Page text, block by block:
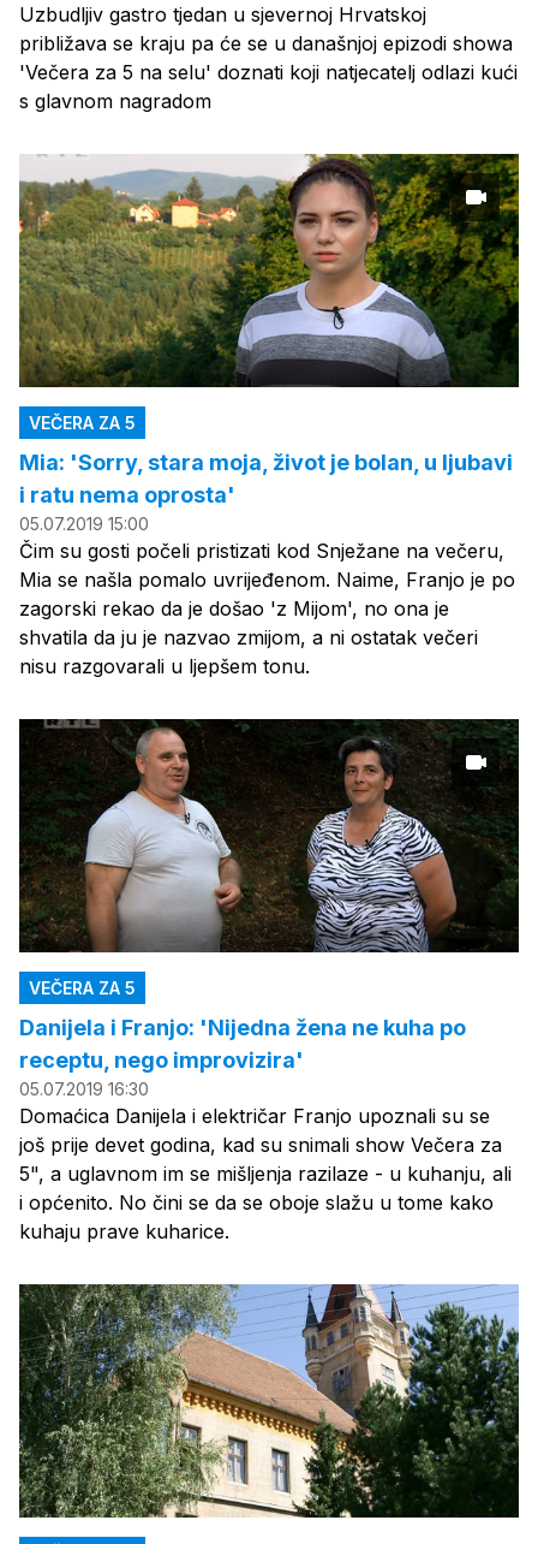
Uzbudljiv gastro tjedan u sjevernoj Hrvatskoj
približava se kraju pa će se u današnjoj epizodi showa
'Večera za 5 na selu' doznati koji natjecatelj odlazi kući
s glavnom nagradom
VEČERA ZA 5
Mia: 'Sorry, stara moja, život je bolan, u ljubavi
i ratu nema oprosta'
05.07.2019 15:00
Čim su gosti počeli pristizati kod Snježane na večeru,
Mia se našla pomalo uvrijeđenom. Naime, Franjo je po
zagorski rekao da je došao 'z Mijom', no ona je
shvatila da ju je nazvao zmijom, a ni ostatak večeri
nisu razgovarali u ljepšem tonu.
VEČERA ZA 5
Danijela i Franjo: 'Nijedna žena ne kuha po
receptu, nego improvizira'
05.07.2019 16:30
Domaćica Danijela i električar Franjo upoznali su se
još prije devet godina, kad su snimali show Večera za
5", a uglavnom im se mišljenja razilaze - u kuhanju, ali
i općenito. No čini se da se oboje slažu u tome kako
kuhaju prave kuharice.